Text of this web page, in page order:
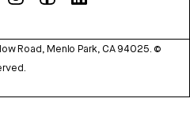
Road, Menlo Park, CA 94025. ©